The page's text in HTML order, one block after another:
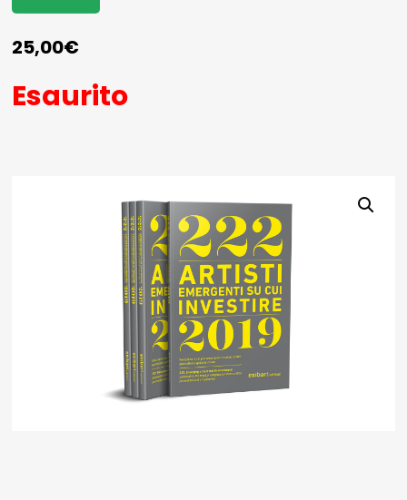
25,00€
Esaurito